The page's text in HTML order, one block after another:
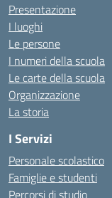
Presentazione
I luoghi
Le persone
I numeri della scuola
Le carte della scuola
Organizzazione
La storia
I Servizi
Personale scolastico
Famiglie e studenti
Percorsi di studio